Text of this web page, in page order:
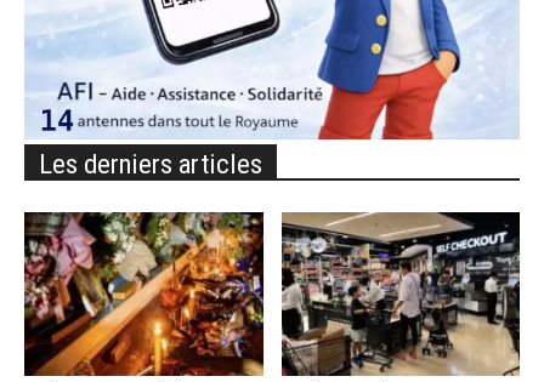
Les derniers articles